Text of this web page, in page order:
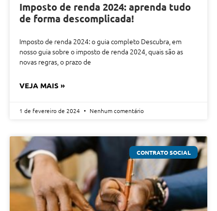
Imposto de renda 2024: aprenda tudo
de forma descomplicada!
Imposto de renda 2024: o guia completo Descubra, em
nosso guia sobre o imposto de renda 2024, quais são as
novas regras, o prazo de
VEJA MAIS »
1 de fevereiro de 2024 Nenhum comentário
CONTRATO SOCIAL